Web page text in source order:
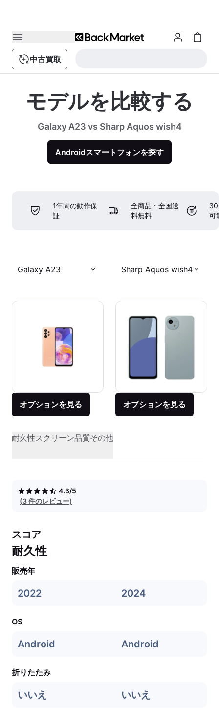
中古買取
モデルを比較する
Galaxy A23 vs Sharp Aquos wish4
Androidスマートフォンを探す
1年間の動作保
証
全商品・全国送
料無料
30
可
Galaxy A23 Sharp Aquos wish4
オプションを見る オプションを見る
耐久性スクリーン品質その他
4.3/5
(3 件のレビュー)
スコア
耐久性
販売年
2022 2024
OS
Android Android
折りたたみ
いいえ いいえ